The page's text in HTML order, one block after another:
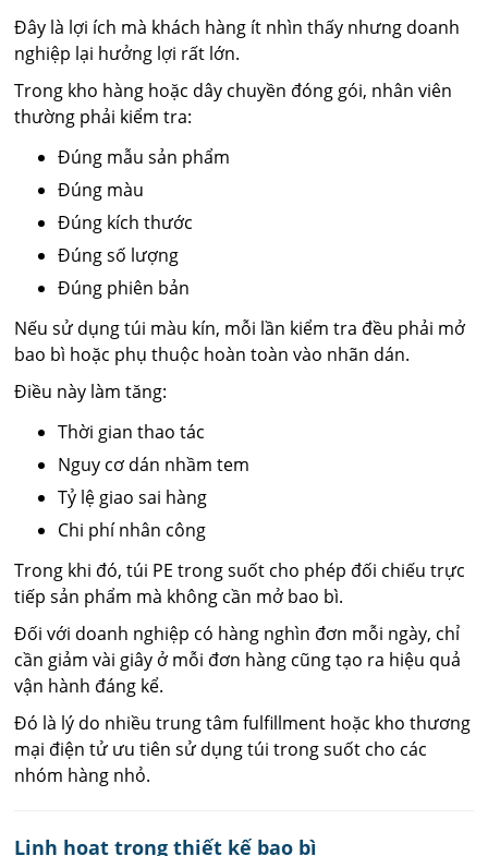
Đây là lợi ích mà khách hàng ít nhìn thấy nhưng doanh
nghiệp lại hưởng lợi rất lớn.
Trong kho hàng hoặc dây chuyền đóng gói, nhân viên
thường phải kiểm tra:
Đúng mẫu sản phẩm
Đúng màu
Đúng kích thước
Đúng số lượng
Đúng phiên bản
Nếu sử dụng túi màu kín, mỗi lần kiểm tra đều phải mở
bao bì hoặc phụ thuộc hoàn toàn vào nhãn dán.
Điều này làm tăng:
Thời gian thao tác
Nguy cơ dán nhầm tem
Tỷ lệ giao sai hàng
Chi phí nhân công
Trong khi đó, túi PE trong suốt cho phép đối chiếu trực
tiếp sản phẩm mà không cần mở bao bì.
Đối với doanh nghiệp có hàng nghìn đơn mỗi ngày, chỉ
cần giảm vài giây ở mỗi đơn hàng cũng tạo ra hiệu quả
vận hành đáng kể.
Đó là lý do nhiều trung tâm fulfillment hoặc kho thương
mại điện tử ưu tiên sử dụng túi trong suốt cho các
nhóm hàng nhỏ.
Linh hoạt trong thiết kế bao bì